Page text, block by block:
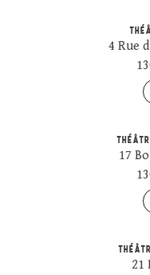
4 Rue
17
21